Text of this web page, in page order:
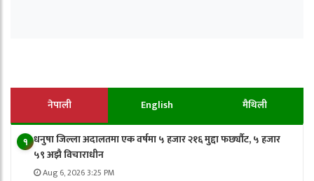
नेपाली English मैथिली
१ धनुषा जिल्ला अदालतमा एक वर्षमा ५ हजार २१६ मुद्दा फर्छ्यौट, ५ हजार
५९ अझै विचाराधीन
Aug 6, 2026 3:25 PM